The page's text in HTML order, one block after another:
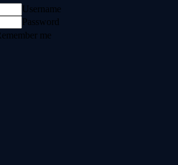
Username
Password
me